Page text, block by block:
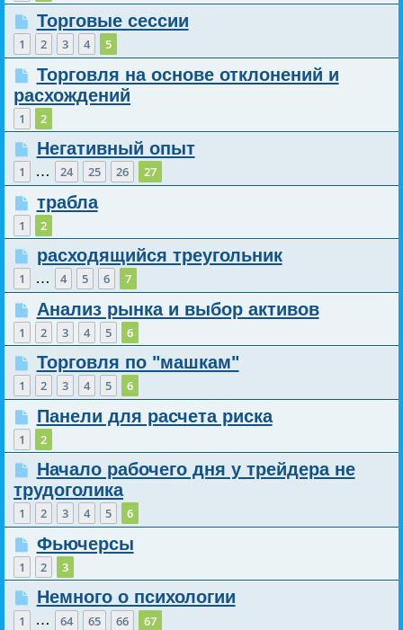
Торговые сессии
1 2 3 4 5
Торговля на основе отклонений и
расхождений
1 2
Негативный опыт
1 … 24 25 26 27
трабла
1 2
расходящийся треугольник
1 … 4 5 6 7
Анализ рынка и выбор активов
1 2 3 4 5 6
Торговля по "машкам"
1 2 3 4 5 6
Панели для расчета риска
1 2
Начало рабочего дня у трейдера не
трудоголика
1 2 3 4 5 6
Фьючерсы
1 2 3
Немного о психологии
1 … 64 65 66 67